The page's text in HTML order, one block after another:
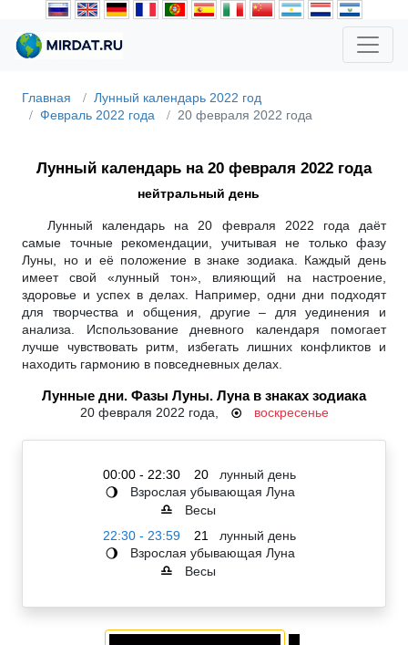
Главная
Лунный календарь 2022 год
Февраль 2022 года
20 февраля 2022 года
Лунный календарь на 20 февраля 2022 года
нейтральный день
Лунный календарь на 20 февраля 2022 года даёт
самые точные рекомендации, учитывая не только фазу
Луны, но и её положение в знаке зодиака. Каждый день
имеет свой «лунный тон», влияющий на настроение,
здоровье и успех в делах. Например, одни дни подходят
для творчества и общения, другие – для уединения и
анализа. Использование дневного календаря помогает
лучше чувствовать ритм, избегать лишних конфликтов и
находить гармонию в повседневных делах.
Лунные дни. Фазы Луны. Луна в знаках зодиака
20 февраля 2022 года, ☉ воскресенье
00:00 - 22:30 20 лунный день
🌖 Взрослая убывающая Луна
♎
Весы
22:30 - 23:59
21 лунный день
🌖 Взрослая убывающая Луна
♎ Весы